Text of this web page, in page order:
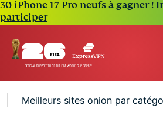
30 iPhone 17 Pro neufs à gagner !
participer
Meilleurs sites onion par